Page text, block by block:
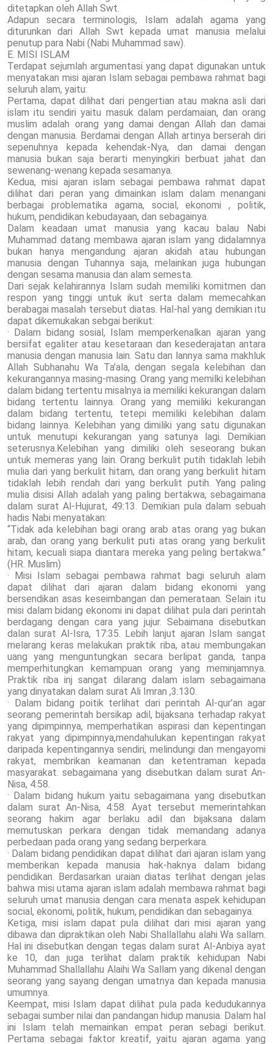
ditetapkan oleh Allah Swt.
Adapun secara terminologis, Islam adalah agama yang
diturunkan dari Allah Swt kepada umat manusia melalui
penutup para Nabi (Nabi Muhammad saw).
E. MISI ISLAM
Terdapat sejumlah argumentasi yang dapat digunakan untuk
menyatakan misi ajaran Islam sebagai pembawa rahmat bagi
seluruh alam, yaitu:
Pertama, dapat dilihat dari pengertian atau makna asli dari
islam itu sendiri yaitu masuk dalam perdamaian, dan orang
muslim adalah orang yang damai dengan Allah dan damai
dengan manusia. Berdamai dengan Allah artinya berserah diri
sepenuhnya kepada kehendak-Nya, dan damai dengan
manusia bukan saja berarti menyingkiri berbuat jahat dan
sewenang-wenang kepada sesamanya.
Kedua, misi ajaran islam sebagai pembawa rahmat dapat
dilihat dari peran yang dimainkan islam dalam menangani
berbagai problematika agama, social, ekonomi , politik,
hukum, pendidikan kebudayaan, dan sebagainya.
Dalam keadaan umat manusia yang kacau balau Nabi
Muhammad datang membawa ajaran islam yang didalamnya
bukan hanya mengandung ajaran akidah atau hubungan
manusia dengan Tuhannya saja, melainkan juga hubungan
dengan sesama manusia dan alam semesta.
Dari sejak kelahirannya Islam sudah memiliki komitmen dan
respon yang tinggi untuk ikut serta dalam memecahkan
berabagai masalah tersebut diatas. Hal-hal yang demikian itu
dapat dikemukakan sebgai berikut:
· Dalam bidang sosial, Islam memperkenalkan ajaran yang
bersifat egaliter atau kesetaraan dan kesederajatan antara
manusia dengan manusia lain. Satu dan lannya sama makhluk
Allah Subhanahu Wa Ta’ala, dengan segala kelebihan dan
kekurangannya masing-masing. Orang yang memilki kelebihan
dalam bidang tertentu misalnya ia memiliki kekurangan dalam
bidang tertentu lainnya. Orang yang memiliki kekurangan
dalam bidang tertentu, tetepi memiliki kelebihan dalam
bidang lainnya. Kelebihan yang dimiliki yang satu digunakan
untuk menutupi kekurangan yang satunya lagi. Demikian
seterusnya.Kelebihan yang dimiliki oleh seseorang bukan
untuk memeras yang lain. Orang berkulit putih tidaklah lebih
mulia dari yang berkulit hitam, dan orang yang berkulit hitam
tidaklah lebih rendah dari yang berkulit putih. Yang paling
mulia disisi Allah adalah yang paling bertakwa, sebagaimana
dalam surat Al-Hujurat, 49:13. Demikian pula dalam sebuah
hadis Nabi menyatakan:
“Tidak ada kelebihan bagi orang arab atas orang yag bukan
arab, dan orang yang berkulit puti atas orang yang berkulit
hitam, kecuali siapa diantara mereka yang peling bertakwa.”
(HR. Muslim)
· Misi Islam sebagai pembawa rahmat bagi seluruh alam
dapat dilihat dari ajaran dalam bidang ekonomi yang
bersendikan asas keseimbangan dan pemerataan. Selain itu
misi dalam bidang ekonomi ini dapat dilihat pula dari perintah
berdagang dengan cara yang jujur. Sebaimana disebutkan
dalan surat Al-Isra, 17:35. Lebih lanjut ajaran Islam sangat
melarang keras melakukan praktik riba, atau membungakan
uang yang menguntungkan secara berlipat ganda, tanpa
memperhitungkan kemampuan orang yang meminjamnya.
Praktik riba inj sangat dilarang dalam islam sebagaimana
yang dinyatakan dalam surat Ali Imran ,3:130.
· Dalam bidang poitik terlihat dari perintah Al-qur’an agar
seorang pemerintah bersikap adil, bijaksana terhadap rakyat
yang dipimpinnya, memperhatikan aspirasi dan kepentingan
rakyat yang dipimpinnya,mendahulukan kepentingan rakyat
daripada kepentingannya sendiri, melindungi dan mengayomi
rakyat, membrikan keamanan dan ketentraman kepada
masyarakat. sebagaimana yang disebutkan dalam surat An-
Nisa, 4:58.
· Dalam bidang hukum yaitu sebagaimana yang disebutkan
dalam surat An-Nisa, 4:58. Ayat tersebut memerintahkan
seorang hakim agar berlaku adil dan bijaksana dalam
memutuskan perkara dengan tidak memandang adanya
perbedaan pada orang yang sedang berperkara.
· Dalam bidang pendidikan dapat dilihat dari ajaran islam yang
memberikan kepada manusia hak-haknya dalam bidang
pendidikan. Berdasarkan uraian diatas terlihat dengan jelas
bahwa misi utama ajaran islam adalah membawa rahmat bagi
seluruh umat manusia dengan cara menata aspek kehidupan
social, ekonomi, politik, hukum, pendidikan dan sebagainya.
Ketiga, misi islam dapat pula dilihat dari misi ajaran yang
dibawa dan dipraktikan oleh Nabi Shallallahu alahi Wa sallam.
Hal ini disebutkan dengan tegas dalam surat Al-Anbiya ayat
ke 10, dan juga terlihat dalam praktik kehidupan Nabi
Muhammad Shallallahu Alaihi Wa Sallam yang dikenal dengan
seorang yang sayang dengan umatnya dan kepada manusia
umumnya.
Keempat, misi Islam dapat dilihat pula pada kedudukannya
sebagai sumber nilai dan pandangan hidup manusia. Dalam hal
ini Islam telah memainkan empat peran sebagi berikut.
Pertama sebagai faktor kreatif, yaitu ajaran agama yang